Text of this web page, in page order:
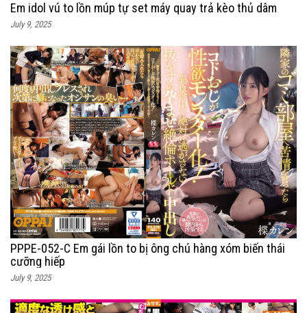
Em idol vú to lồn múp tự set máy quay trả kèo thủ dâm
July 9, 2025
PPPE-052-C Em gái lồn to bị ông chú hàng xóm biến thái
cưỡng hiếp
July 9, 2025